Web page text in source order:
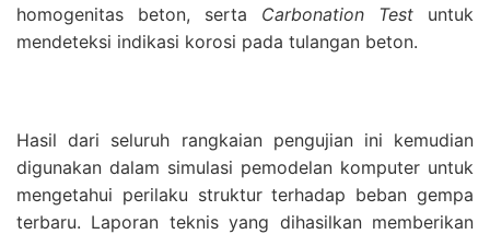
homogenitas beton, serta Carbonation Test untuk
mendeteksi indikasi korosi pada tulangan beton.
Hasil dari seluruh rangkaian pengujian ini kemudian
digunakan dalam simulasi pemodelan komputer untuk
mengetahui perilaku struktur terhadap beban gempa
terbaru. Laporan teknis yang dihasilkan memberikan